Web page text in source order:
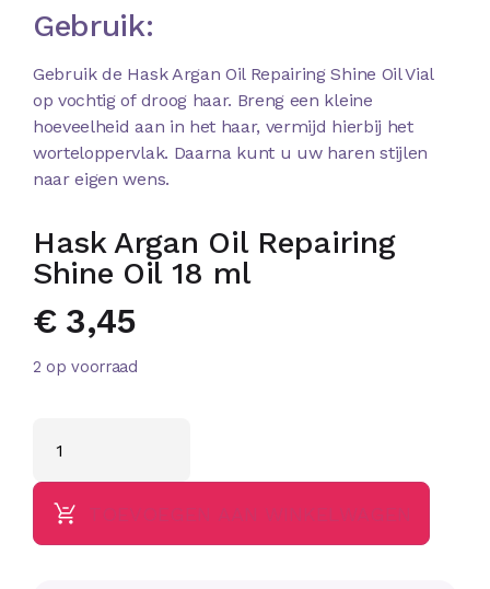
Gebruik:
Gebruik de Hask Argan Oil Repairing Shine Oil Vial
op vochtig of droog haar. Breng een kleine
hoeveelheid aan in het haar, vermijd hierbij het
worteloppervlak. Daarna kunt u uw haren stijlen
naar eigen wens.
Hask Argan Oil Repairing
Shine Oil 18 ml
€3,45
2 op voorraad